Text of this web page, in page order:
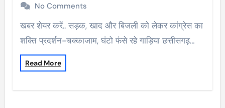
No Comments
खबर शेयर करें.. सड़क, खाद और बिजली को लेकर कांग्रेस का
शक्ति प्रदर्शन-चक्काजाम, घंटो फंसे रहे गाड़िया छत्तीसगढ़…
Read More